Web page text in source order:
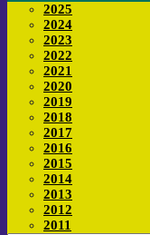
2025
2024
2023
2022
2021
2020
2019
2018
2017
2016
2015
2014
2013
2012
2011